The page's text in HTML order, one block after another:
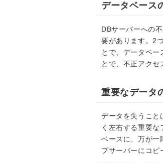
データベース
DBサーバーへの
要があります。2
とで、データベー
とで、不正アクセ
重要なデータ
データを失うこと
く左右する重要
ベースに、万が一
プサーバーにコピ